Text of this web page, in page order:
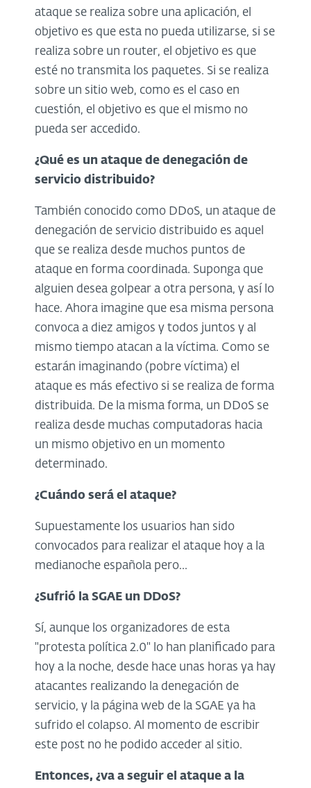
ataque se realiza sobre una aplicación, el
objetivo es que esta no pueda utilizarse, si se
realiza sobre un router, el objetivo es que
esté no transmita los paquetes. Si se realiza
sobre un sitio web, como es el caso en
cuestión, el objetivo es que el mismo no
pueda ser accedido.
¿Qué es un ataque de denegación de
servicio distribuido?
También conocido como DDoS, un ataque de
denegación de servicio distribuido es aquel
que se realiza desde muchos puntos de
ataque en forma coordinada. Suponga que
alguien desea golpear a otra persona, y así lo
hace. Ahora imagine que esa misma persona
convoca a diez amigos y todos juntos y al
mismo tiempo atacan a la víctima. Como se
estarán imaginando (pobre víctima) el
ataque es más efectivo si se realiza de forma
distribuida. De la misma forma, un DDoS se
realiza desde muchas computadoras hacia
un mismo objetivo en un momento
determinado.
¿Cuándo será el ataque?
Supuestamente los usuarios han sido
convocados para realizar el ataque hoy a la
medianoche española pero...
¿Sufrió la SGAE un DDoS?
Sí, aunque los organizadores de esta
"protesta política 2.0" lo han planificado para
hoy a la noche, desde hace unas horas ya hay
atacantes realizando la denegación de
servicio, y la página web de la SGAE ya ha
sufrido el colapso. Al momento de escribir
este post no he podido acceder al sitio.
Entonces, ¿va a seguir el ataque a la